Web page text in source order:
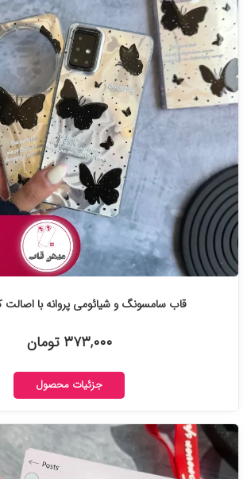
قاب سامسونگ و شیائومی پروانه با اصالت کد-
۳۷۳,۰۰۰ تومان
جزئیات محصول